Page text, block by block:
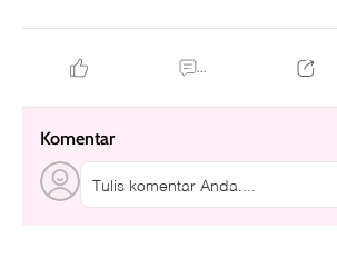
...
Komentar
Tulis komentar Anda....